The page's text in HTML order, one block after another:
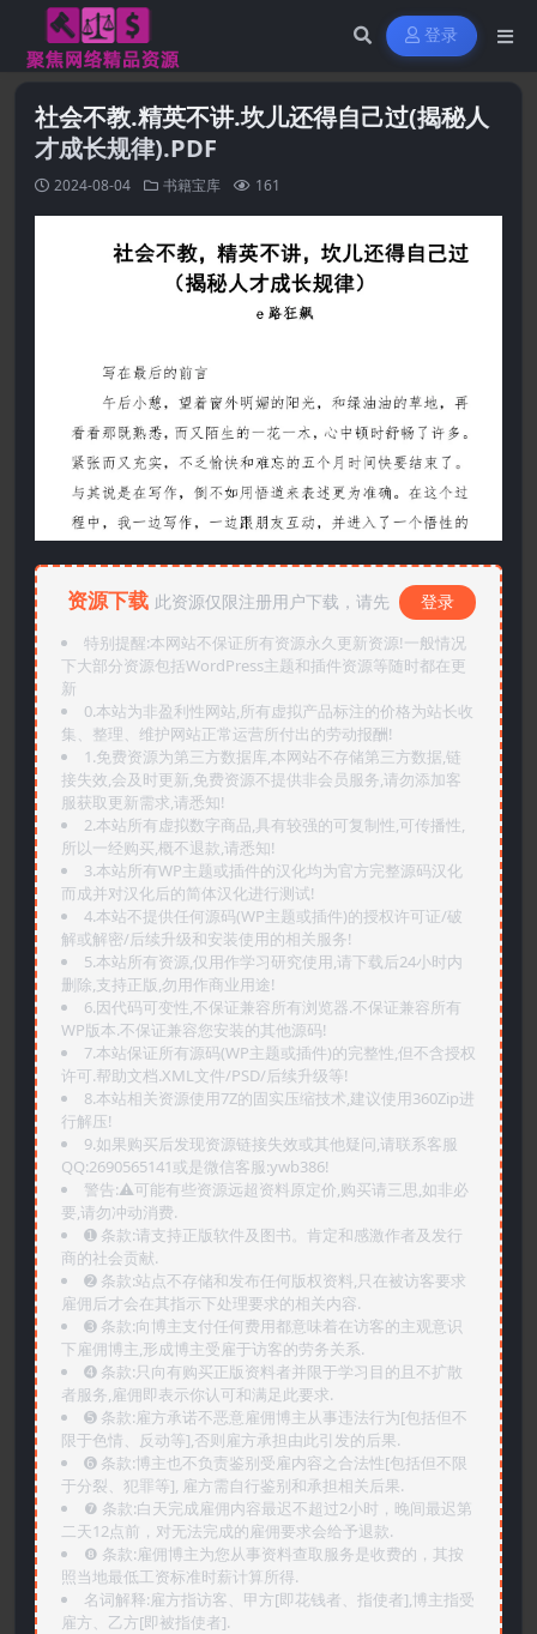
登录
社会不教.精英不讲.坎儿还得自己过(揭秘人
才成长规律).PDF
2024-08-04 书籍宝库 161
资源下载 此资源仅限注册用户下载，请先 登录
特别提醒:本网站不保证所有资源永久更新资源!一般情况
下大部分资源包括WordPress主题和插件资源等随时都在更
新
0.本站为非盈利性网站,所有虚拟产品标注的价格为站长收
集、整理、维护网站正常运营所付出的劳动报酬!
1.免费资源为第三方数据库,本网站不存储第三方数据,链
接失效,会及时更新,免费资源不提供非会员服务,请勿添加客
服获取更新需求,请悉知!
2.本站所有虚拟数字商品,具有较强的可复制性,可传播性,
所以一经购买,概不退款,请悉知!
3.本站所有WP主题或插件的汉化均为官方完整源码汉化
而成并对汉化后的简体汉化进行测试!
4.本站不提供任何源码(WP主题或插件)的授权许可证/破
解或解密/后续升级和安装使用的相关服务!
5.本站所有资源,仅用作学习研究使用,请下载后24小时内
删除,支持正版,勿用作商业用途!
6.因代码可变性,不保证兼容所有浏览器.不保证兼容所有
WP版本.不保证兼容您安装的其他源码!
7.本站保证所有源码(WP主题或插件)的完整性,但不含授权
许可.帮助文档.XML文件/PSD/后续升级等!
8.本站相关资源使用7Z的固实压缩技术,建议使用360Zip进
行解压!
9.如果购买后发现资源链接失效或其他疑问,请联系客服
QQ:2690565141或是微信客服:ywb386!
警告:⚠️可能有些资源远超资料原定价,购买请三思,如非必
要,请勿冲动消费.
➊️ 条款:请支持正版软件及图书。肯定和感激作者及发行
商的社会贡献.
➋️ 条款:站点不存储和发布任何版权资料,只在被访客要求
雇佣后才会在其指示下处理要求的相关内容.
➌️ 条款:向博主支付任何费用都意味着在访客的主观意识
下雇佣博主,形成博主受雇于访客的劳务关系.
➍️ 条款:只向有购买正版资料者并限于学习目的且不扩散
者服务,雇佣即表示你认可和满足此要求.
➎ 条款:雇方承诺不恶意雇佣博主从事违法行为[包括但不
限于色情、反动等],否则雇方承担由此引发的后果.
➏️ 条款:博主也不负责鉴别受雇内容之合法性[包括但不限
于分裂、犯罪等], 雇方需自行鉴别和承担相关后果.
❼ 条款:白天完成雇佣内容最迟不超过2小时，晚间最迟第
二天12点前，对无法完成的雇佣要求会给予退款.
❽ 条款:雇佣博主为您从事资料查取服务是收费的，其按
照当地最低工资标准时薪计算所得.
名词解释:雇方指访客、甲方[即花钱者、指使者],博主指受
雇方、乙方[即被指使者].